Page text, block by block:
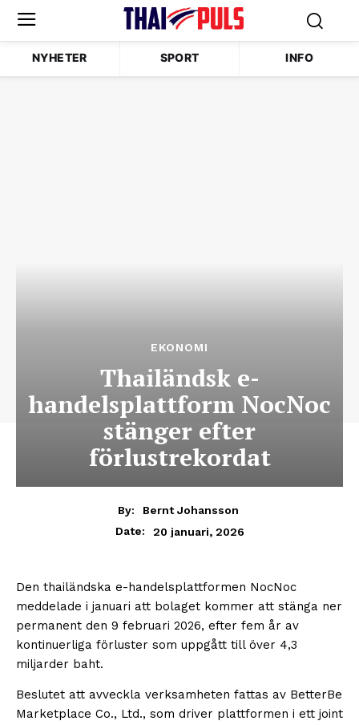
NYHETER SPORT INFO
EKONOMI
Thailändsk e-
handelsplattform NocNoc
stänger efter
förlustrekordat
By:
Bernt Johansson
Date:
20 januari, 2026
Den thailändska e-handelsplattformen NocNoc
meddelade i januari att bolaget kommer att stänga ner
permanent den 9 februari 2026, efter fem år av
kontinuerliga förluster som uppgått till över 4,3
miljarder baht.
Beslutet att avveckla verksamheten fattas av BetterBe
Marketplace Co., Ltd., som driver plattformen i ett joint